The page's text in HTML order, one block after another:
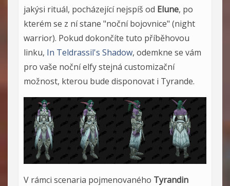
jakýsi rituál, pocházející nejspíš od Elune, po
kterém se z ní stane "noční bojovnice" (night
warrior). Pokud dokončíte tuto příběhovou
linku, In Teldrassil's Shadow, odemkne se vám
pro vaše noční elfy stejná customizační
možnost, kterou bude disponovat i Tyrande.
V rámci scenaria pojmenovaného Tyrandin